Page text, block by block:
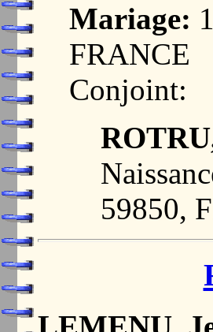
Mariage:
FRANCE
Conjoint:
59850,